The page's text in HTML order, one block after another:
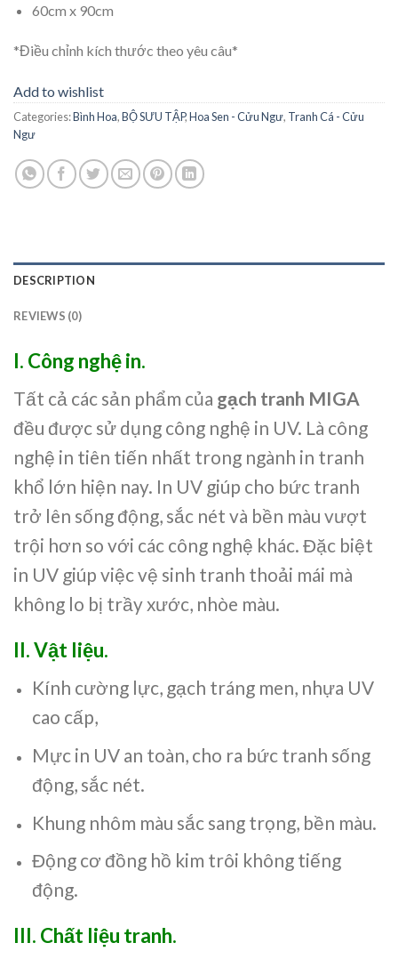
60cm x 90cm
*Điều chỉnh kích thước theo yêu câu*
Add to wishlist
Categories:Bình Hoa,BỘ SƯU TẬP,Hoa Sen - Cửu Ngư, Tranh Cá - Cửu
Ngư
DESCRIPTION
REVIEWS (0)
I. Công nghệ in.
Tất cả các sản phẩm của gạch tranh MIGA
đều được sử dụng công nghệ in UV. Là công
nghệ in tiên tiến nhất trong ngành in tranh
khổ lớn hiện nay. In UV giúp cho bức tranh
trở lên sống động, sắc nét và bền màu vượt
trội hơn so với các công nghệ khác. Đặc biệt
in UV giúp việc vệ sinh tranh thoải mái mà
không lo bị trầy xước, nhòe màu.
II. Vật liệu.
Kính cường lực, gạch tráng men, nhựa UV
cao cấp,
Mực in UV an toàn, cho ra bức tranh sống
động, sắc nét.
Khung nhôm màu sắc sang trọng, bền màu.
Động cơ đồng hồ kim trôi không tiếng
động.
III. Chất liệu tranh.